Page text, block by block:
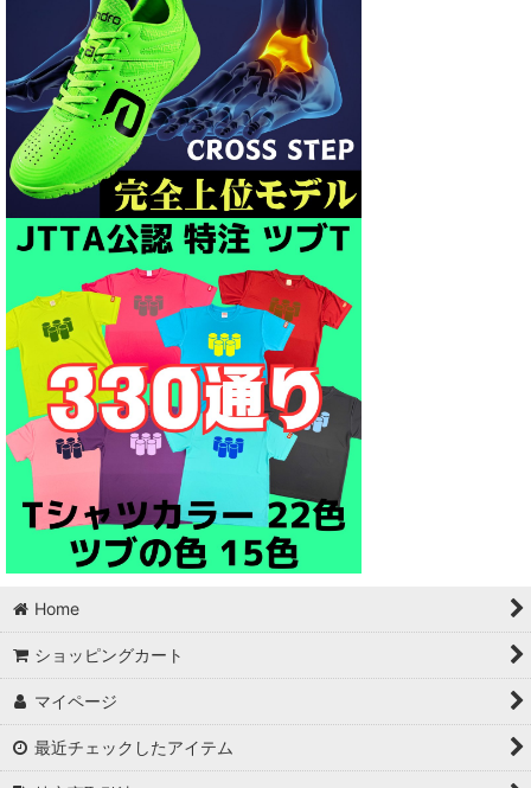
Home
ショッピングカート
マイページ
最近チェックしたアイテム